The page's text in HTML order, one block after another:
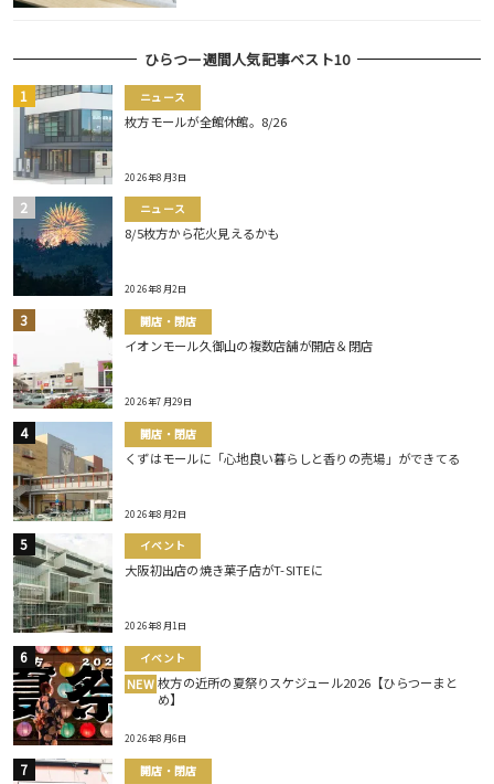
ひらつー週間人気記事ベスト10
ニュース
枚方モールが全館休館。8/26
2026年8月3日
ニュース
8/5枚方から花火見えるかも
2026年8月2日
開店・閉店
イオンモール久御山の複数店舗が開店＆閉店
2026年7月29日
開店・閉店
くずはモールに「心地良い暮らしと香りの売場」ができてる
2026年8月2日
イベント
大阪初出店の焼き菓子店がT-SITEに
2026年8月1日
イベント
NEW 枚方の近所の夏祭りスケジュール2026【ひらつーまと
め】
2026年8月6日
開店・閉店